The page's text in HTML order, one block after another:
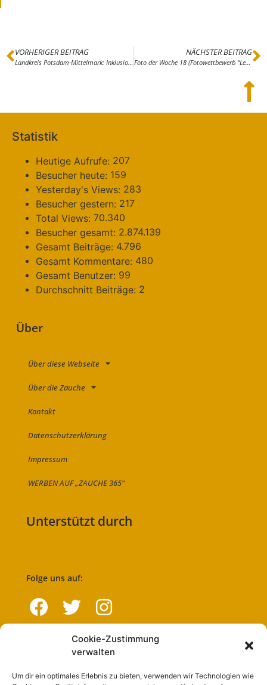
Cookie-Zustimmung
verwalten
Um dir ein optimales Erlebnis zu bieten, verwenden wir Technologien wie
VORHERIGER BEITRAG
Landkreis Potsdam-Mittelmark: Inklusion von Anfang an
NÄCHSTER BEITRAG
Foto der Woche 18 (Fotowettbewerb “Leben in der Zauche)
Statistik
Heutige Aufrufe: 207
Besucher heute: 159
Yesterday's Views: 283
Besucher gestern: 217
Total Views: 70.340
Besucher gesamt: 2.874.139
Gesamt Beiträge: 4.796
Gesamt Kommentare: 480
Gesamt Benutzer: 99
Durchschnitt Beiträge: 2
Über
Über diese Webseite
Über die Zauche
Kontakt
Datenschutzerklärung
Impressum
WERBEN AUF „ZAUCHE 365“
Unterstützt durch
Folge uns auf:
Navigation
Start